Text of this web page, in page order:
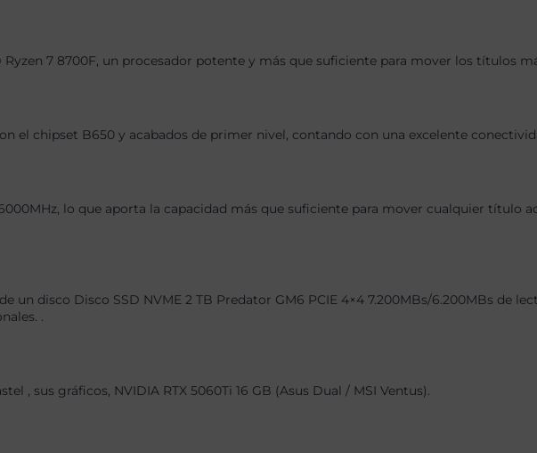
Ryzen 7 8700F, un procesador potente y más que suficiente para mover los títulos
el chipset B650 y acabados de primer nivel, contando con una excelente
lo que aporta la capacidad más que suficiente para mover cualquier título
un disco Disco SSD NVME 2 TB Predator GM6 PCIE 4×4 7.200MBs/6.200MBs de
.
, sus gráficos, NVIDIA RTX 5060Ti 16 GB (Asus Dual / MSI Ventus).